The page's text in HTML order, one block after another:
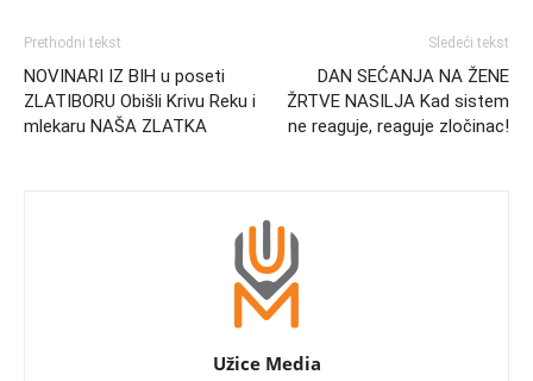
Prethodni tekst
NOVINARI IZ BIH u poseti
ZLATIBORU Obišli Krivu Reku i
mlekaru NAŠA ZLATKA
Sledeći tekst
DAN SEĆANJA NA ŽENE
ŽRTVE NASILJA Kad sistem
ne reaguje, reaguje zločinac!
Užice Media